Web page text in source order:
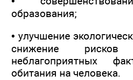
образования;
• улучшение
снижение рисков
неблагоприятных
обитания на человека.